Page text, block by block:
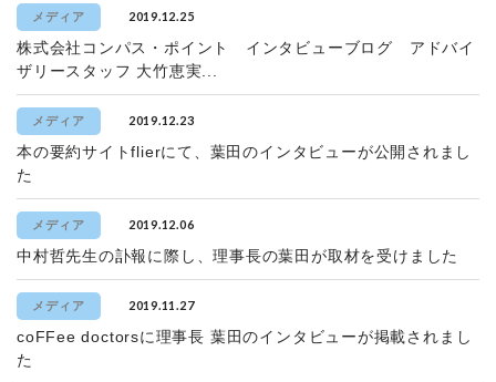
メディア 2019.12.25
株式会社コンパス・ポイント インタビューブログ アドバイ
ザリースタッフ 大竹恵実...
メディア 2019.12.23
本の要約サイトflierにて、葉田のインタビューが公開されまし
た
メディア 2019.12.06
中村哲先生の訃報に際し、理事長の葉田が取材を受けました
メディア 2019.11.27
coFFee doctorsに理事長 葉田のインタビューが掲載されまし
た